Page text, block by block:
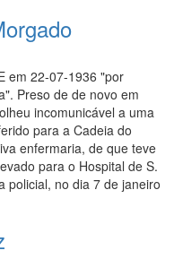
em 22-07-1936 "por
Preso de de novo em
incomunicável a uma
para a Cadeia do
enfermaria, de que teve
para o Hospital de S.
policial, no dia 7 de janeiro